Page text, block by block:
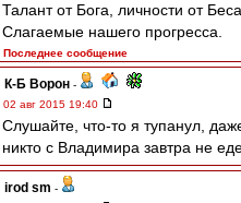
Талант от Бога, личности от
Слагаемые нашего прогресса.
Последнее сообщение
К-Б Ворон -
02 авг 2015 19:40
Слушайте, что-то я тупанул,
никто с Владимира завтра не
irod sm -